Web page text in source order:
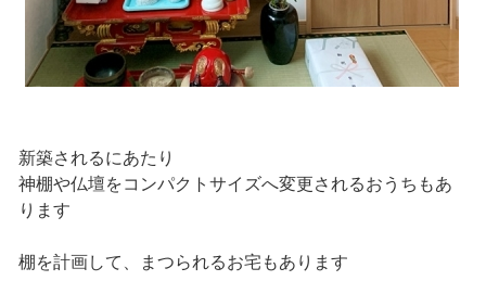
新築されるにあたり
神棚や仏壇をコンパクトサイズへ変更されるおうちもあ
ります
棚を計画して、まつられるお宅もあります